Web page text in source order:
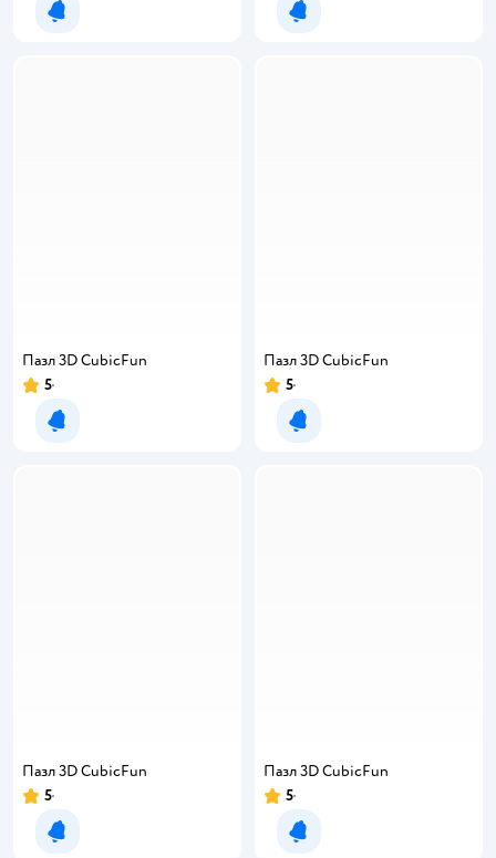
Уведомить о появлении Уведомить о появлении
Пазл 3D CubicFun
5
Уведомить о появлении
Пазл 3D CubicFun
5
Уведомить о появлении
Пазл 3D CubicFun
5
Уведомить о появлении
Пазл 3D CubicFun
5
Уведомить о появлении